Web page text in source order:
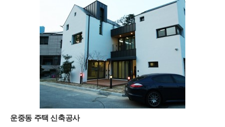
운중동 주택 신축공사